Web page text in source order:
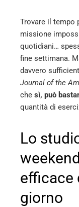
Trovare il tempo
missione
quotidiani…
fine settimana.
davvero
Journal of the
che sì, può
quantità di
Lo
efficace
giorno